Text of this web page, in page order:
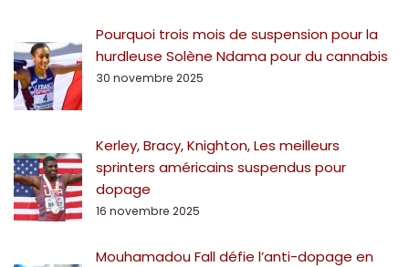
Pourquoi trois mois de suspension pour la
hurdleuse Solène Ndama pour du cannabis
30 novembre 2025
Kerley, Bracy, Knighton, Les meilleurs
sprinters américains suspendus pour
dopage
16 novembre 2025
Mouhamadou Fall défie l’anti-dopage en